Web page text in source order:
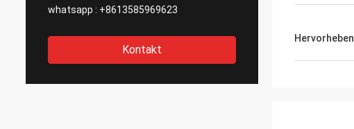
whatsapp : +8613585969623
Kontakt
Hervorheben